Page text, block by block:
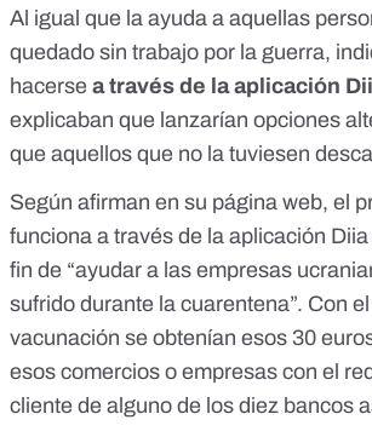
Al igual que la ayuda a aquellas
quedado sin trabajo por la guerra,
hacerse a través de la aplicación
explicaban que lanzarían opciones
que aquellos que no la tuviesen
Según afirman en su página web, el
funciona a través de la aplicación
fin de “ayudar a las empresas
sufrido durante la cuarentena”. Con
vacunación se obtenían esos 30
esos comercios o empresas con el
cliente de alguno de los diez bancos